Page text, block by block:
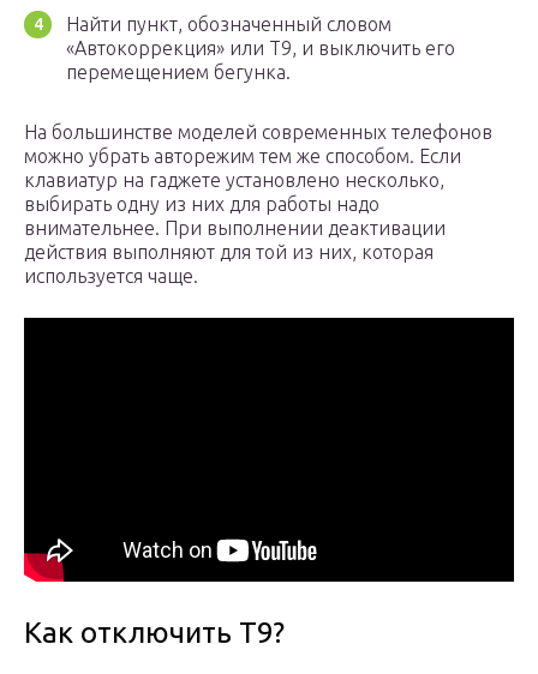
Найти пункт, обозначенный словом
«Автокоррекция» или Т9, и выключить его
перемещением бегунка.
На большинстве моделей современных телефонов
можно убрать авторежим тем же способом. Если
клавиатур на гаджете установлено несколько,
выбирать одну из них для работы надо
внимательнее. При выполнении деактивации
действия выполняют для той из них, которая
используется чаще.
Как отключить Т9?